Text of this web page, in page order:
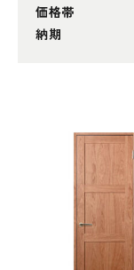
価格帯
納期